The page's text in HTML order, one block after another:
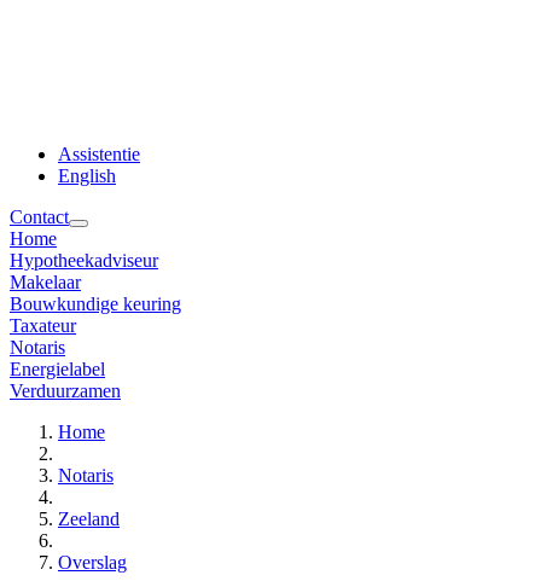
Assistentie
English
Contact
Home
Hypotheekadviseur
Makelaar
Bouwkundige keuring
Taxateur
Notaris
Energielabel
Verduurzamen
Home
Notaris
Zeeland
Overslag